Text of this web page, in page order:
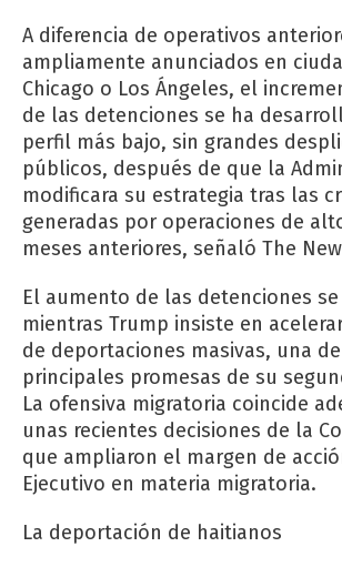
A diferencia de operativos
ampliamente anunciados en
Chicago o Los Ángeles, el
de las detenciones se ha
perfil más bajo, sin grandes
públicos, después de que la
modificara su estrategia tras las
generadas por operaciones de
meses anteriores, señaló The
El aumento de las detenciones
mientras Trump insiste en
de deportaciones masivas, una
principales promesas de su
La ofensiva migratoria coincide
unas recientes decisiones de la
que ampliaron el margen de
Ejecutivo en materia migratoria.
La deportación de haitianos